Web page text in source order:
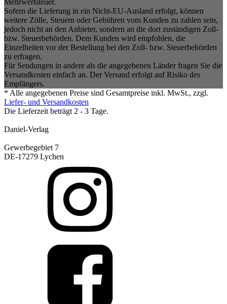
Sofern die Lieferung in ein Nicht-EU-Ausland erfolgt, können
weitere Zölle, Steuern oder Gebühren vom Kunden zu zahlen sein,
jedoch nicht an den Anbieter, sondern an die dort zuständigen Zoll-
bzw. Steuerbehörden. Dem Kunden wird empfohlen, die
Einzelheiten vor der Bestellung bei den Zoll- bzw. Steuerbehörden
zu erfragen.
Für Sendungen in andere als die angegebenen Länder fragen Sie die
Versandkosten einfach an. Der Versand erfolgt auf Risiko des
Empfängers.
* Alle angegebenen Preise sind Gesamtpreise inkl. MwSt., zzgl.
Liefer- und Versandkosten
Die Lieferzeit beträgt 2 - 3 Tage.
Daniel-Verlag
Gewerbegebiet 7
DE-17279 Lychen